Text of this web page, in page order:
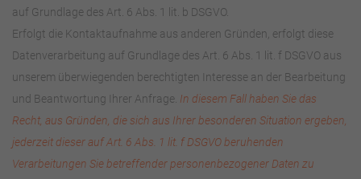
auf Grundlage des Art. 6 Abs. 1 lit. b DSGVO.
Erfolgt die Kontaktaufnahme aus anderen Gründen, erfolgt diese
Datenverarbeitung auf Grundlage des Art. 6 Abs. 1 lit. f DSGVO aus
unserem überwiegenden berechtigten Interesse an der Bearbeitung
und Beantwortung Ihrer Anfrage. In diesem Fall haben Sie das
Recht, aus Gründen, die sich aus Ihrer besonderen Situation ergeben,
jederzeit dieser auf Art. 6 Abs. 1 lit. f DSGVO beruhenden
Verarbeitungen Sie betreffender personenbezogener Daten zu